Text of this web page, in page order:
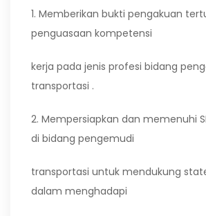
1. Memberikan bukti pengakuan
penguasaan kompetensi
kerja pada jenis profesi bidang
transportasi .
2. Mempersiapkan dan memenuhi
di bidang pengemudi
transportasi untuk mendukung
dalam menghadapi